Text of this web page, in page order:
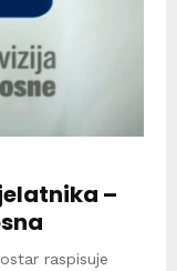
–
raspisuje